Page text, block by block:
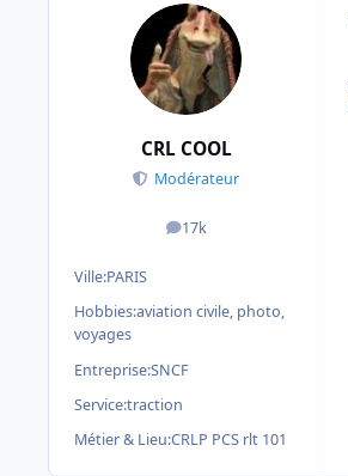
CRL COOL
Modérateur
17k
messages
Ville:PARIS
Hobbies:aviation civile, photo,
voyages
Entreprise:SNCF
Service:traction
Métier & Lieu:CRLP PCS rlt 101